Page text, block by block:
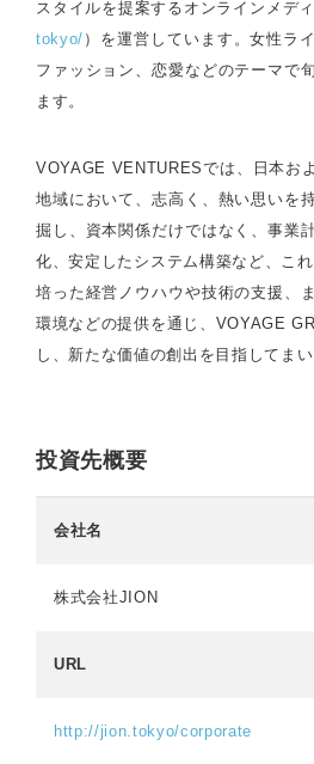
スタイルを提案するオンラインメデ
tokyo/ ）を運営しています。女性ラ
ファッション、恋愛などのテーマで
ます。
VOYAGE VENTURESでは、日本お
地域において、志高く、熱い思いを
掘し、資本関係だけではなく、事業
化、安定したシステム構築など、こ
培った経営ノウハウや技術の支援、
環境などの提供を通じ、VOYAGE
し、新たな価値の創出を目指してまい
投資先概要
会社名
株式会社JION
URL
http://jion.tokyo/corporate